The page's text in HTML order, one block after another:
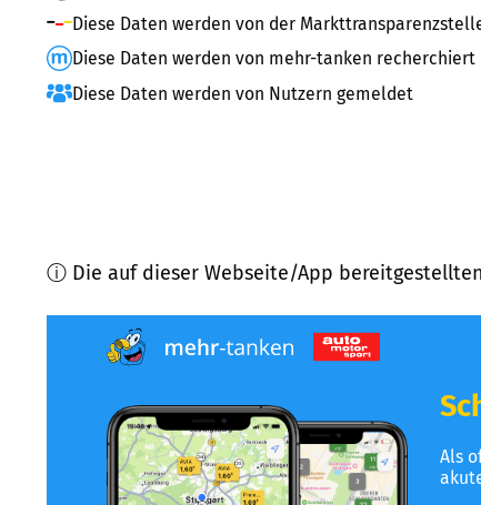
Diese Daten werden von der
Diese Daten werden von mehr-tanken recherchiert
Diese Daten werden von Nutzern gemeldet
ⓘ Die auf dieser Webseite/App
Als